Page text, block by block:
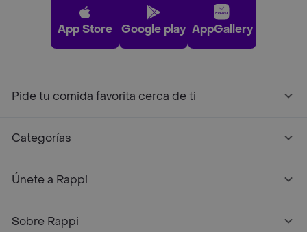
App Store Google play AppGallery
Pide tu comida favorita cerca de ti
Categorías
Únete a Rappi
Sobre Rappi